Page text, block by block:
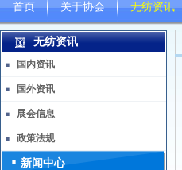
首页 关于协会 无纺资讯
无纺资讯
国内资讯
国外资讯
展会信息
政策法规
新闻中心